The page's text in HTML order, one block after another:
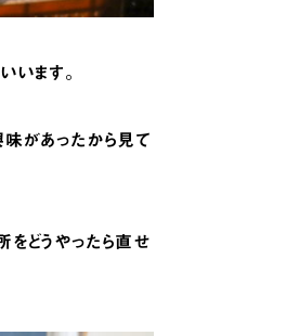
います。
味があったから見て
をどうやったら直せ